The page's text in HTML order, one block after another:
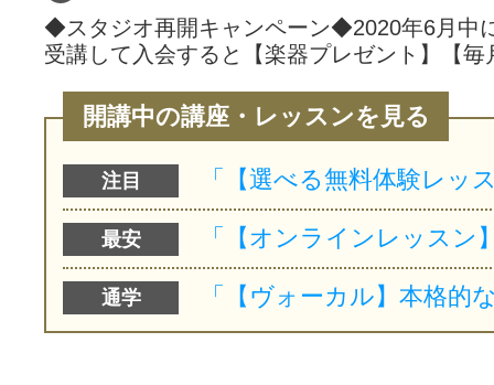
◆スタジオ再開キャンペーン◆2020年6月中
受講して入会すると【楽器プレゼント】【
開講中の講座・レッスンを見る
注目
最安
通学